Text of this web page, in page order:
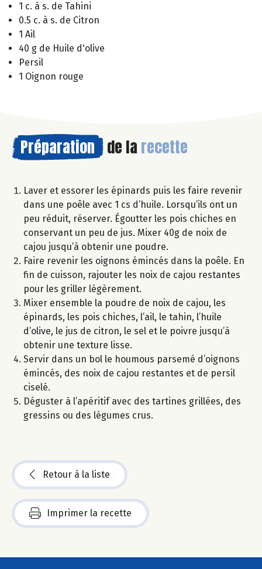
1 c. à s. de Tahini
0.5 c. à s. de Citron
1 Ail
40 g de Huile d'olive
Persil
1 Oignon rouge
Préparation de la recette
Laver et essorer les épinards puis les faire revenir
dans une poêle avec 1 cs d’huile. Lorsqu’ils ont un
peu réduit, réserver. Égoutter les pois chiches en
conservant un peu de jus. Mixer 40g de noix de
cajou jusqu’à obtenir une poudre.
Faire revenir les oignons émincés dans la poêle. En
fin de cuisson, rajouter les noix de cajou restantes
pour les griller légèrement.
Mixer ensemble la poudre de noix de cajou, les
épinards, les pois chiches, l’ail, le tahin, l’huile
d’olive, le jus de citron, le sel et le poivre jusqu’à
obtenir une texture lisse.
Servir dans un bol le houmous parsemé d’oignons
émincés, des noix de cajou restantes et de persil
ciselé.
Déguster à l’apéritif avec des tartines grillées, des
gressins ou des légumes crus.
Retour à la liste
Imprimer la recette